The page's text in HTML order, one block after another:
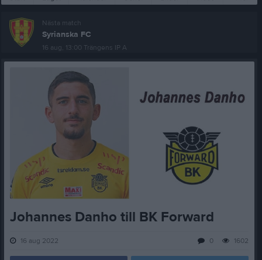
Nästa match
Syrianska FC
16 aug, 13:00 Trängens IP A
Johannes Danho till BK Forward
16 aug 2022 1602
0